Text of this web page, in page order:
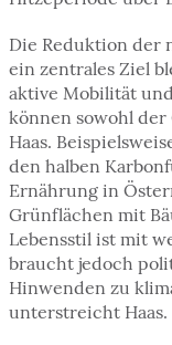
Die Reduktion der
ein zentrales Ziel
aktive Mobilität
können sowohl der
Haas.
den halben
Ernährung in
Grünflächen mit
Lebensstil ist mit
braucht jedoch
Hinwenden zu
unterstreicht Haas.